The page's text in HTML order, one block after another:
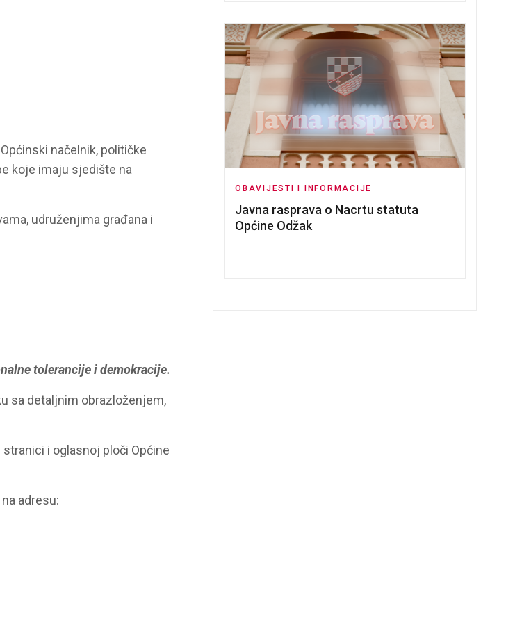
načelnik, političke
koje imaju sjedište na
udruženjima građana i
tolerancije i demokracije.
sa detaljnim obrazloženjem,
i oglasnoj ploči Općine
adresu:
OBAVIJESTI I INFORMACIJE
Javna rasprava o Nacrtu statuta
Općine Odžak